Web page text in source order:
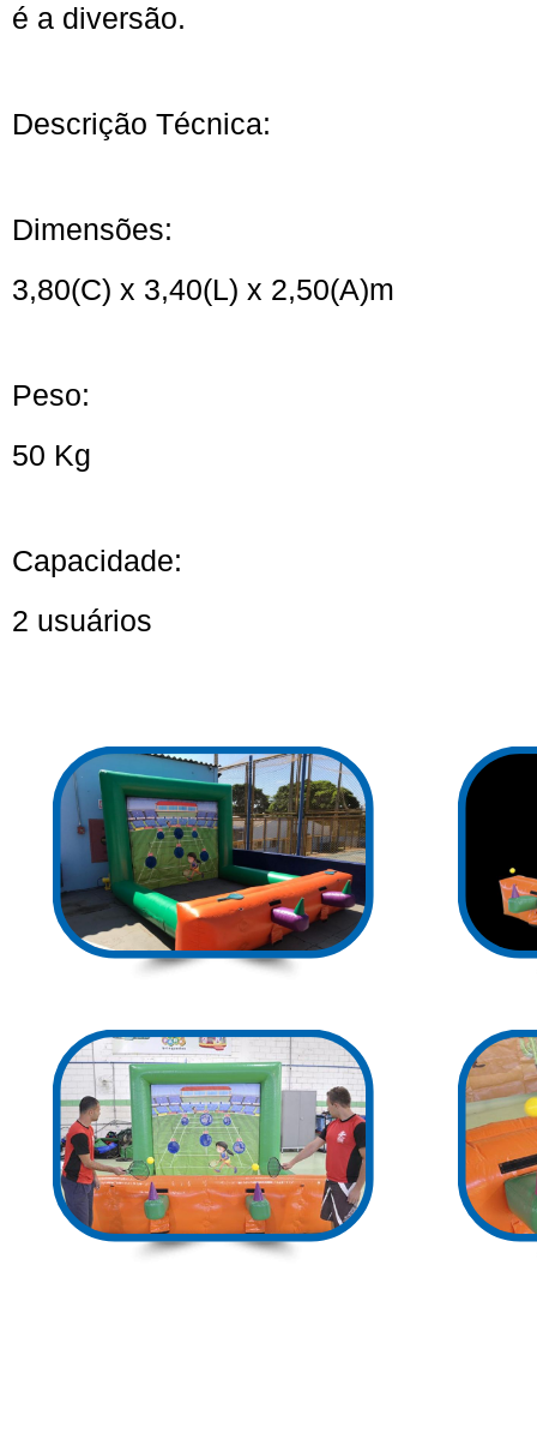
é a diversão.
Descrição Técnica:
Dimensões:
3,80(C) x 3,40(L) x 2,50(A)m
Peso:
50 Kg
Capacidade:
2 usuários